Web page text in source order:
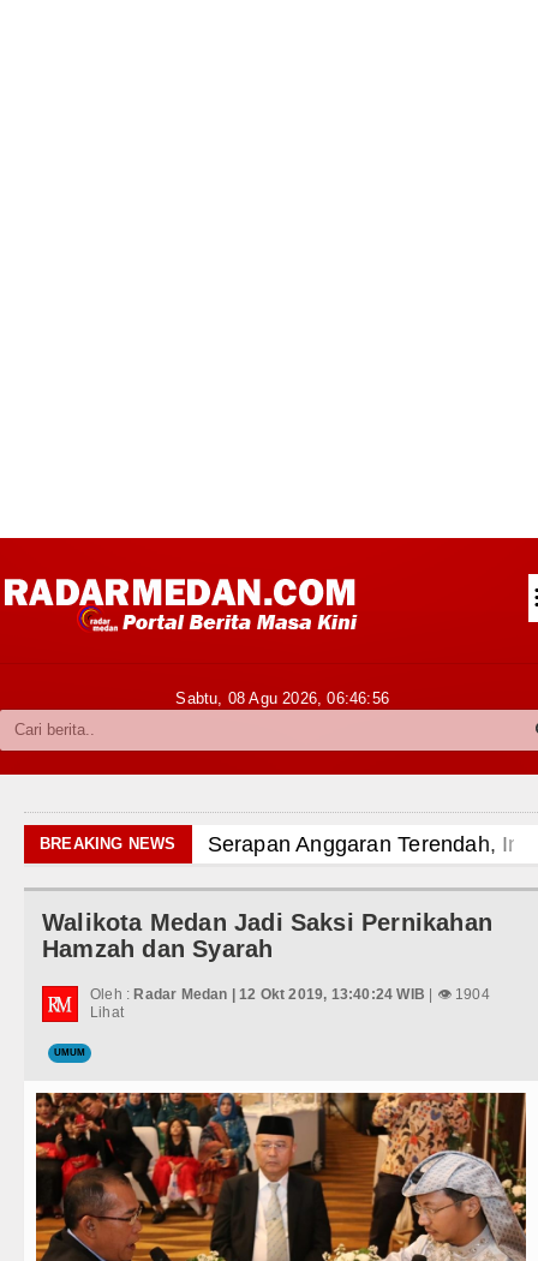
Kabupaten Karo
Politik
Olahraga
Internasional
Wisata
TIPS dan TRIK
Sabtu, 08 Agu 2026,06:46:57
BREAKING NEWSSerapan Anggaran Terendah,
Gubernur Bobby Nasution Siapkan
Sinergi Jaga Kelestarian Alam,
Pemkab Taput Restrukturisasi
Bayern Munich Menang Tipis Atas
Masyarakat Desak APH Bongkar
Polrestabes Medan Ungkap 1.187
Liverpool vs Monaco Laga
Walikota Medan Jadi Saksi Pernikahan
Hamzah dan Syarah
Oleh : Radar Medan | 12 Okt 2019, 13:40:24 WIB | 👁 1904
Lihat
UMUM